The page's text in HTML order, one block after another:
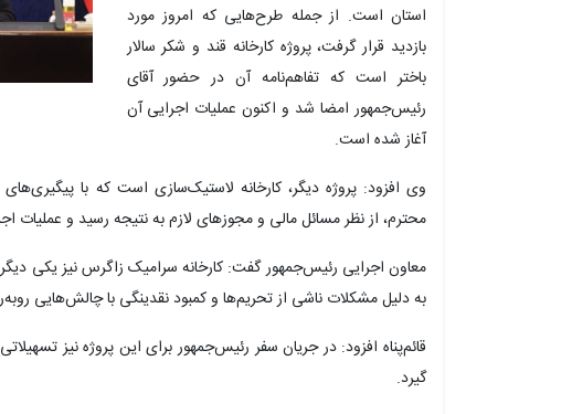
استان است. از جمله طرح‌هایی که امروز مورد
بازدید قرار گرفت، پروژه کارخانه قند و شکر سالار
باختر است که تفاهم‌نامه آن در حضور آقای
رئیس‌جمهور امضا شد و اکنون عملیات اجرایی آن
آغاز شده است.
وی افزود: پروژه دیگر، کارخانه لاستیک‌سازی است که با
محترم، از نظر مسائل مالی و مجوزهای لازم به نتیجه رسید و
معاون اجرایی رئیس‌جمهور گفت: کارخانه سرامیک زاگرس نیز یکی
به دلیل مشکلات ناشی از تحریم‌ها و کمبود نقدینگی با چالش‌هایی
قائم‌پناه افزود: در جریان سفر رئیس‌جمهور برای این پروژه نیز
گیرد.